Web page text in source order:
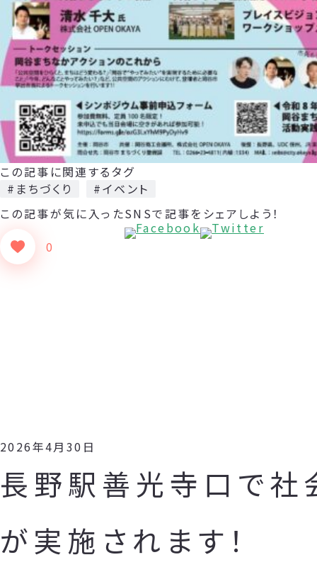
この記事に関連するタグ
#まちづくり
#イベント
この記事が気に入った
0
SNSで記事をシェアしよう！
2026年4月30日
長野駅善光寺口で社
が実施されます！